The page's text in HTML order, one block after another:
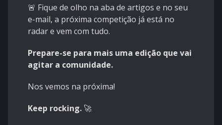
🚨 Fique de olho na aba de artigos e no seu
e-mail, a próxima competição já está no
radar e vem com tudo.
Prepare-se para mais uma edição que vai
agitar a comunidade.
Nos vemos na próxima!
Keep rocking. 🚀